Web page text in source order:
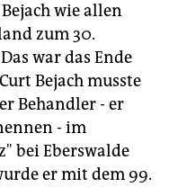
wie allen
zum 30.
war das Ende
Bejach musste
Behandler - er
- im
bei Eberswalde
er mit dem 99.